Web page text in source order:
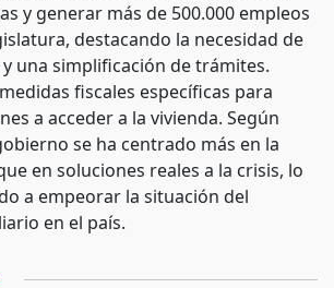
y generar más de 500.000 empleos
destacando la necesidad de
una simplificación de trámites.
fiscales específicas para
a acceder a la vivienda. Según
se ha centrado más en la
en soluciones reales a la crisis, lo
a empeorar la situación del
en el país.